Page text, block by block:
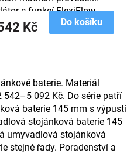
Kč Do košíku
s funkcí FlexiFlow.
baterie. Materiál
542–5 092 Kč. Do série patří
baterie 145 mm s výpustí
stojánková baterie 145
umyvadlová stojánková
stejné řady. Poradenství a